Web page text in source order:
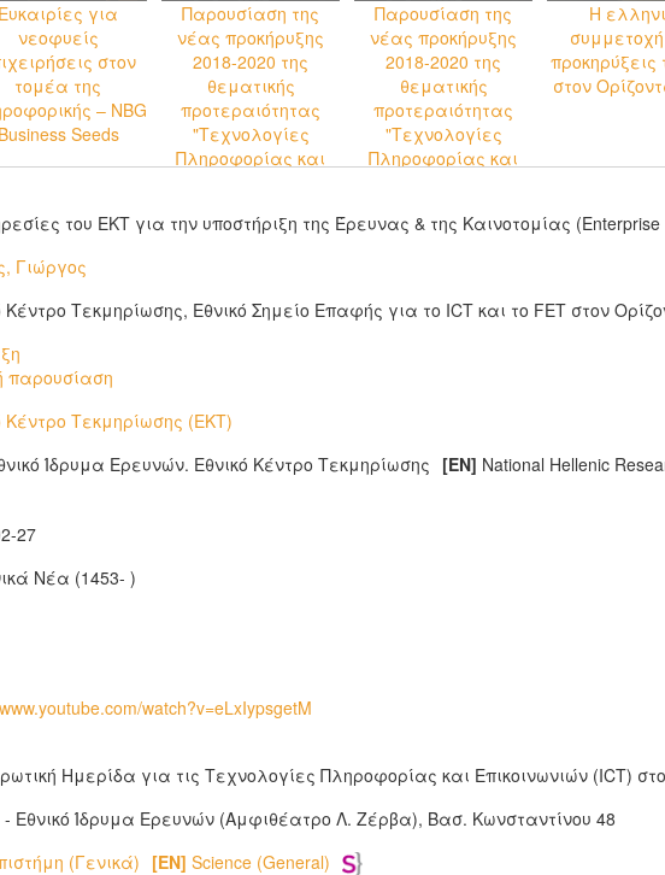
Ευκαιρίες για
νεοφυείς
στον
τομέα της
– NBG
Business Seeds
Παρουσίαση της
νέας προκήρυξης
2018-2020 της
θεματικής
προτεραιότητας
"Τεχνολογίες
Πληροφορίας και
(μέσω web-ex)
Παρουσίαση της
νέας προκήρυξης
2018-2020 της
θεματικής
προτεραιότητας
"Τεχνολογίες
Πληροφορίας και
(μέσω web-ex)
Η
συμμετοχή
προκηρύξεις
στον
του ΕΚΤ για την υποστήριξη της Έρευνας & της Καινοτομίας
Γιώργος
Κέντρο Τεκμηρίωσης, Εθνικό Σημείο Επαφής για το ICT και το FET στον
παρουσίαση
Κέντρο Τεκμηρίωσης (EKT)
Ίδρυμα Ερευνών. Εθνικό Κέντρο Τεκμηρίωσης [EN] National Hellenic
27
Νέα (1453- )
watch?v=eLxIypsgetM
Ημερίδα για τις Τεχνολογίες Πληροφορίας και Επικοινωνιών (ICT)
Εθνικό Ίδρυμα Ερευνών (Αμφιθέατρο Λ. Ζέρβα), Bασ. Κωνσταντίνου 48
(Γενικά) [EN] Science (General)